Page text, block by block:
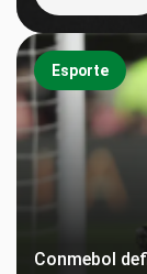
Esporte
Conmebol